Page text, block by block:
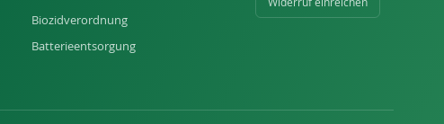
Biozidverordnung
Batterieentsorgung